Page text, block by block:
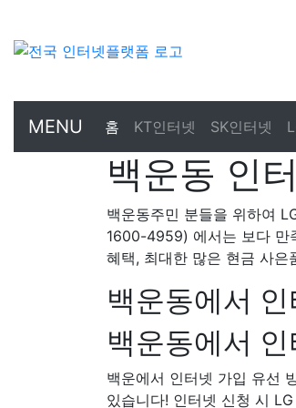
MENU 홈 KT인터넷 SK인터넷
백운동 인
백운동주민 분들을 위하여
1600-4959) 에서는 보다 만
혜택, 최대한 많은 현금 사은
백운동에서
백운동에서
백운에서 인터넷 가입 유선
있습니다! 인터넷 신청 시